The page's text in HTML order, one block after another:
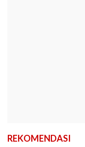
REKOMENDASI